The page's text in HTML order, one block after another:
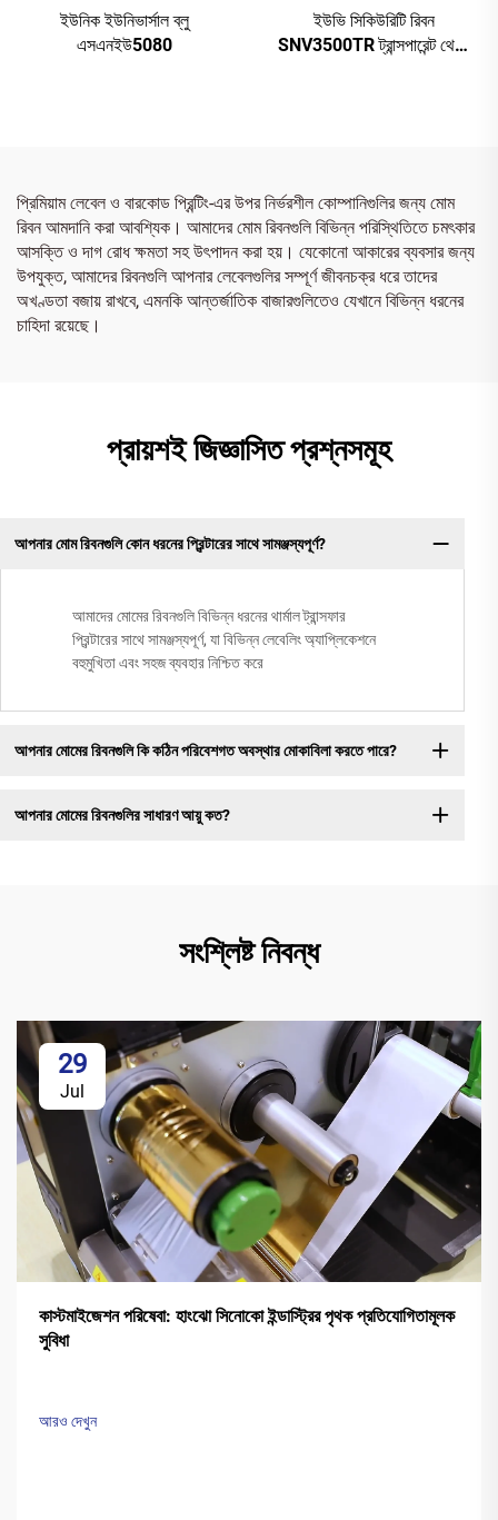
ইউনিক ইউনিভার্সাল ব্লু
এসএনইউ5080
ইউভি সিকিউরিটি রিবন
SNV3500TR ট্রান্সপারেন্ট থেকে
প্রিমিয়াম লেবেল ও বারকোড প্রিন্টিং-এর উপর নির্ভরশীল কোম্পানিগুলির জন্য মোম
রিবন আমদানি করা আবশ্যিক। আমাদের মোম রিবনগুলি বিভিন্ন পরিস্থিতিতে চমৎকার
আসক্তি ও দাগ রোধ ক্ষমতা সহ উৎপাদন করা হয়। যেকোনো আকারের ব্যবসার জন্য
উপযুক্ত, আমাদের রিবনগুলি আপনার লেবেলগুলির সম্পূর্ণ জীবনচক্র ধরে তাদের
অখণ্ডতা বজায় রাখবে, এমনকি আন্তর্জাতিক বাজারগুলিতেও যেখানে বিভিন্ন ধরনের
চাহিদা রয়েছে।
প্রায়শই জিজ্ঞাসিত প্রশ্নসমূহ
আপনার মোম রিবনগুলি কোন ধরনের প্রিন্টারের সাথে সামঞ্জস্যপূর্ণ?
আমাদের মোমের রিবনগুলি বিভিন্ন ধরনের থার্মাল ট্রান্সফার
প্রিন্টারের সাথে সামঞ্জস্যপূর্ণ, যা বিভিন্ন লেবেলিং অ্যাপ্লিকেশনে
বহুমুখিতা এবং সহজ ব্যবহার নিশ্চিত করে
আপনার মোমের রিবনগুলি কি কঠিন পরিবেশগত অবস্থার মোকাবিলা করতে পারে?
আপনার মোমের রিবনগুলির সাধারণ আয়ু কত?
সংশ্লিষ্ট নিবন্ধ
29
Jul
কাস্টমাইজেশন পরিষেবা: হাংঝো সিনোকো ইন্ডাস্ট্রির পৃথক প্রতিযোগিতামূলক
সুবিধা
আরও দেখুন